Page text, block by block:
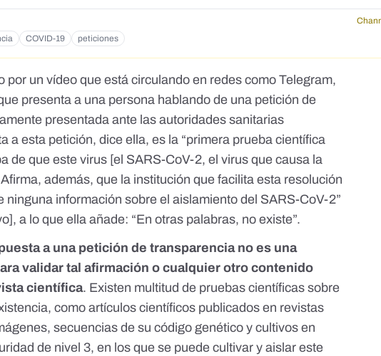
COVID-19 peticiones
por un vídeo que está circulando en redes comoTelegram,
presenta a una persona hablando de una petición de
presentada ante las autoridades sanitarias
a esta petición, dice ella, es la “primera prueba científica
de que este virus [el SARS-CoV-2, el virus que causa la
además, que la institución que facilita esta resolución
ninguna información sobre el aislamiento del SARS-CoV-2”
], a lo que ella añade: “En otras palabras, no existe”.
a una petición de transparencia no es una
validar tal afirmación o cualquier otro contenido
científica. Existen multitud de pruebas científicas sobre
comoartículos científicos publicados en revistas
,secuencias de su código genético y cultivos en
de nivel 3, en los que se puede cultivar y aislar este